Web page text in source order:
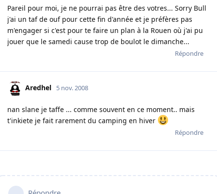
Pareil pour moi, je ne pourrai pas être des votres... Sorry Bull
j'ai un taf de ouf pour cette fin d'année et je préfères pas
m'engager si c'est pour te faire un plan à la Rouen où j'ai pu
jouer que le samedi cause trop de boulot le dimanche...
Répondre
Aredhel 5 nov. 2008
nan slane je taffe ... comme souvent en ce moment.. mais
t'inkiete je fait rarement du camping en hiver
Répondre